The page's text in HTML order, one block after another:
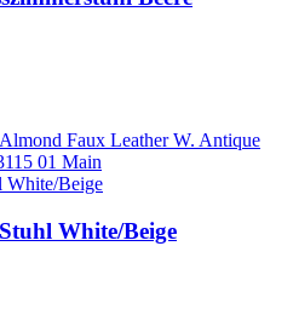
Beige
White/Beige